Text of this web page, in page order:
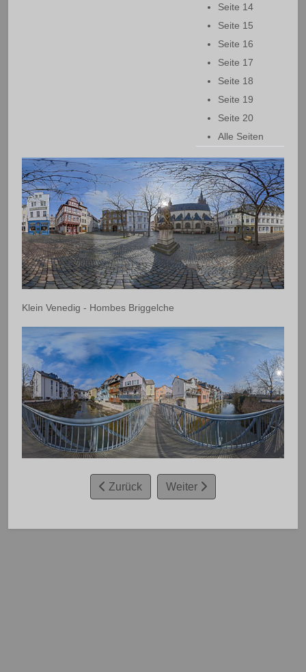
Seite 14
Seite 15
Seite 16
Seite 17
Seite 18
Seite 19
Seite 20
Alle Seiten
Klein Venedig - Hombes Briggelche
Zurück Weiter